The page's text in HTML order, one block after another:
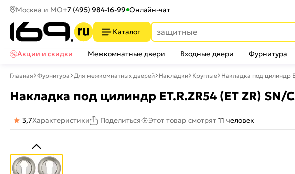
Москва и МО+7 (495) 984-16-99 Онлайн-чат
Каталог
Акции и скидки
Межкомнатные двери Входные двери Фурнитура
Главная Фурнитура Для межкомнатных дверей Накладки Круглые Накладка под цилиндр
Накладка под цилиндр ET.R.ZR54 (ET ZR)
3,7Характеристики Поделиться Этот товар смотрят 11 человек